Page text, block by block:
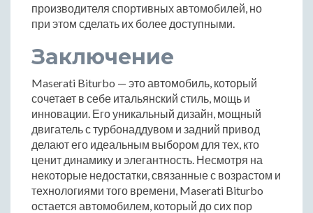
производителя спортивных автомобилей, но
при этом сделать их более доступными.
Заключение
Maserati Biturbo — это автомобиль, который
сочетает в себе итальянский стиль, мощь и
инновации. Его уникальный дизайн, мощный
двигатель с турбонаддувом и задний привод
делают его идеальным выбором для тех, кто
ценит динамику и элегантность. Несмотря на
некоторые недостатки, связанные с возрастом и
технологиями того времени, Maserati Biturbo
остается автомобилем, который до сих пор